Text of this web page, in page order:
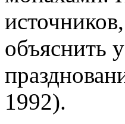
объяснить
1992).